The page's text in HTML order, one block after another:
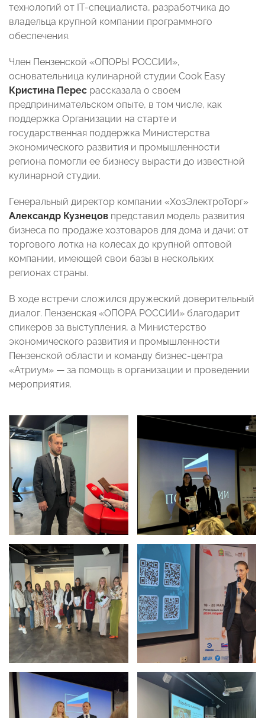
технологий от IT-специалиста, разработчика до
владельца крупной компании программного
обеспечения.
Член Пензенской «ОПОРЫ РОССИИ»,
основательница кулинарной студии Cook Easy
Кристина Перес рассказала о своем
предпринимательском опыте, в том числе, как
поддержка Организации на старте и
государственная поддержка Министерства
экономического развития и промышленности
региона помогли ее бизнесу вырасти до известной
кулинарной студии.
Генеральный директор компании «ХозЭлектроТорг»
Александр Кузнецов представил модель развития
бизнеса по продаже хозтоваров для дома и дачи: от
торгового лотка на колесах до крупной оптовой
компании, имеющей свои базы в нескольких
регионах страны.
В ходе встречи сложился дружеский доверительный
диалог. Пензенская «ОПОРА РОССИИ» благодарит
спикеров за выступления, а Министерство
экономического развития и промышленности
Пензенской области и команду бизнес-центра
«Атриум» — за помощь в организации и проведении
мероприятия.